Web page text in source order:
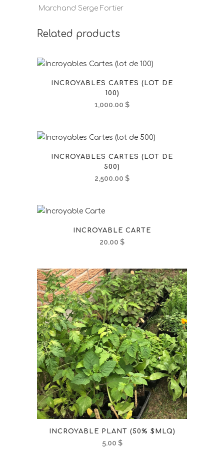
Marchand Serge Fortier
Related products
INCROYABLES CARTES (LOT DE
100)
1,000.00 $
INCROYABLES CARTES (LOT DE
500)
2,500.00 $
INCROYABLE CARTE
20.00 $
INCROYABLE PLANT (50% $MLQ)
5.00 $